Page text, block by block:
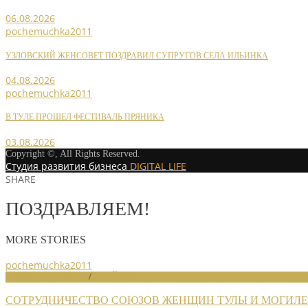
06.08.2026
pochemuchka2011
УЗЛОВСКИЙ ЖЕНСОВЕТ ПОЗДРАВИЛ СУПРУГОВ СЕЛА ИЛЬИНКА
04.08.2026
pochemuchka2011
В ТУЛЕ ПРОШЕЛ ФЕСТИВАЛЬ ПРЯНИКА
03.08.2026
Copyright ©, All Rights Reserved.
Студия развития бизнеса DIGITAL LIFE
SHARE
ПОЗДРАВЛЯЕМ!
MORE STORIES
pochemuchka2011
/
СОТРУДНИЧЕСТВО СОЮЗОВ ЖЕНЩИН ТУЛЫ И